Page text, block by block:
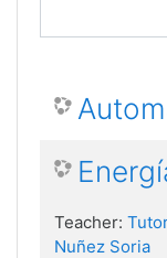
Teacher:
Nuñez Soria